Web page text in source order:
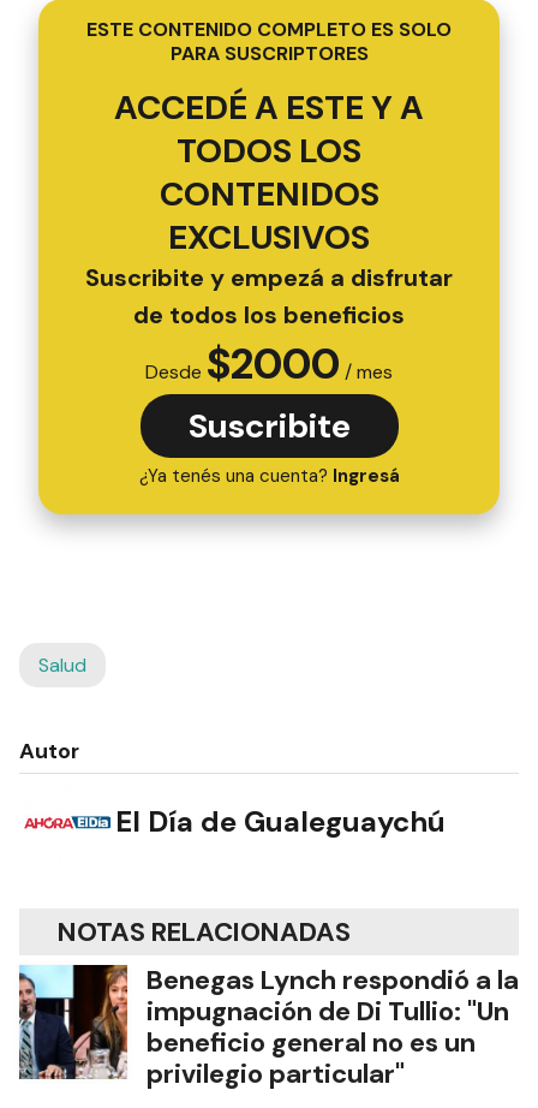
ESTE CONTENIDO COMPLETO ES SOLO
PARA SUSCRIPTORES
ACCEDÉ A ESTE Y A
TODOS LOS
CONTENIDOS
EXCLUSIVOS
Suscribite y empezá a disfrutar
de todos los beneficios
Desde $2000 / mes
Suscribite
¿Ya tenés una cuenta? Ingresá
Salud
Autor
El Día de Gualeguaychú
NOTAS RELACIONADAS
Benegas Lynch respondió a la
impugnación de Di Tullio: "Un
beneficio general no es un
privilegio particular"